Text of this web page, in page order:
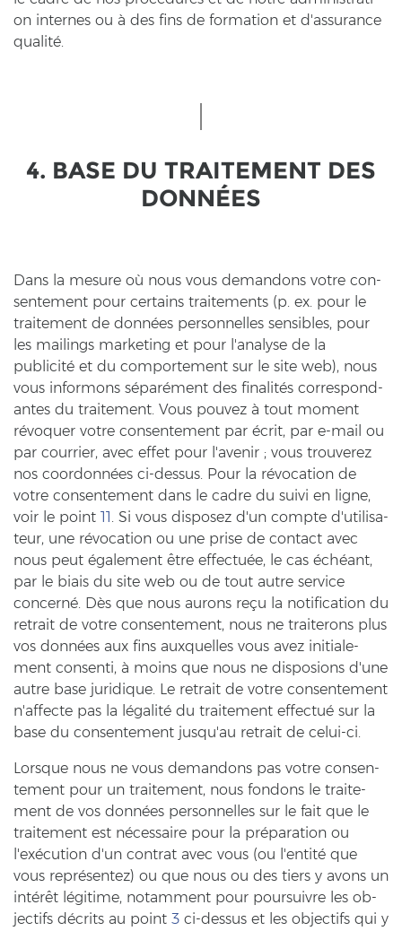
on in­ter­nes ou à des fins de for­ma­ti­on et d'as­su­rance
qualité.
4. BASE DU TRAI­TE­MENT DES
DONNÉES
Dans la me­su­re où nous vous de­man­dons votre con­
sen­te­ment pour cer­tains trai­te­ments (p. ex. pour le
trai­te­ment de données per­son­nel­les sen­si­bles, pour
les mai­lings mar­ke­ting et pour l'ana­ly­se de la
publicité et du com­porte­ment sur le site web), nous
vous in­for­mons séparément des finalités cor­re­spond­
an­tes du trai­te­ment. Vous pou­vez à tout mo­ment
révoquer votre con­sen­te­ment par écrit, par e-​mail ou
par cour­ri­er, avec effet pour l'ave­nir ; vous trou­ver­ez
nos coordonnées ci-​dessus. Pour la révocation de
votre con­sen­te­ment dans le cadre du suivi en ligne,
voir le point 11. Si vous dis­po­sez d'un comp­te d'uti­li­sa­
teur, une révocation ou une prise de con­tact avec
nous peut également être effectuée, le cas échéant,
par le biais du site web ou de tout autre ser­vice
concerné. Dès que nous au­rons reçu la no­ti­fi­ca­ti­on du
retrait de votre con­sen­te­ment, nous ne trai­te­rons plus
vos données aux fins au­x­quel­les vous avez in­itia­le­
ment con­sen­ti, à moins que nous ne dis­po­si­ons d'une
autre base ju­ri­di­que. Le retrait de votre con­sen­te­ment
n'af­fec­te pas la légalité du trai­te­ment effectué sur la
base du con­sen­te­ment jusqu'au retrait de celui-​ci.
Lorsque nous ne vous de­man­dons pas votre con­sen­
te­ment pour un trai­te­ment, nous fon­dons le trai­te­
ment de vos données per­son­nel­les sur le fait que le
trai­te­ment est nécessaire pour la préparation ou
l'exécution d'un cont­rat avec vous (ou l'entité que
vous représentez) ou que nous ou des tiers y avons un
intérêt légitime, no­tam­ment pour pour­suiv­re les ob­
jec­tifs décrits au point 3 ci-​dessus et les ob­jec­tifs qui y